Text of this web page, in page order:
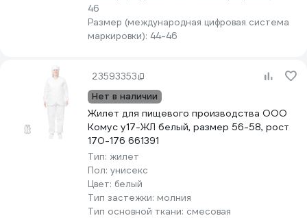
46
Размер (международная цифровая система
маркировки): 44-46
23593353
Нет в наличии
Жилет для пищевого производства ООО
Комус у17-ЖЛ белый, размер 56-58, рост
170-176 661391
Тип: жилет
Пол: унисекс
Цвет: белый
Тип застежки: молния
Тип основной ткани: смесовая